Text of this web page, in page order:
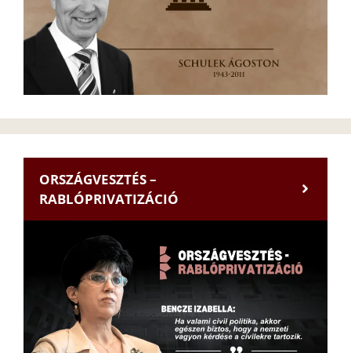
ORSZÁGVESZTÉS –
RABLÓPRIVATIZÁCIÓ